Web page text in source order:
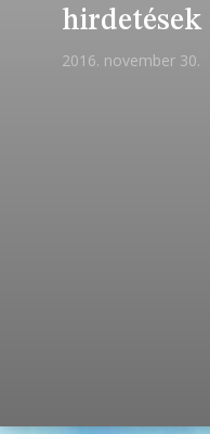
hirdetések
2016. november 30.